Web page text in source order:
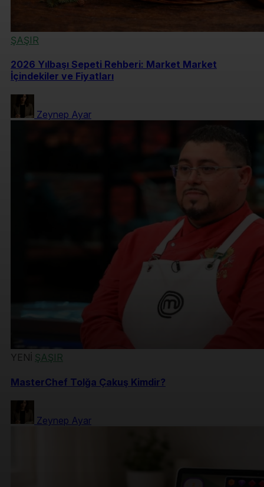
ŞAŞIR
2026 Yılbaşı Sepeti Rehberi: Market Market
İçindekiler ve Fiyatları
Zeynep Ayar
YENİ ŞAŞIR
MasterChef Tolğa Çakuş Kimdir?
Zeynep Ayar